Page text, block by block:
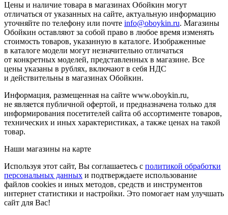
Цены и наличие товара в магазинах Обойкин могут
отличаться от указанных на сайте, актуальную информацию
уточняйте по телефону или почте info@oboykin.ru. Магазины
Обойкин оставляют за собой право в любое время изменять
стоимость товаров, указанную в каталоге. Изображенные
в каталоге модели могут незначительно отличаться
от конкретных моделей, представленных в магазине. Все
цены указаны в рублях, включают в себя НДС
и действительны в магазинах Обойкин.
Информация, размещенная на сайте www.oboykin.ru,
не является публичной офертой, и предназначена только для
информирования посетителей сайта об ассортименте товаров,
технических и иных характеристиках, а также ценах на такой
товар.
Наши магазины на карте
Используя этот сайт, Вы соглашаетесь с политикой обработки
персональных данных и подтверждаете использование
файлов cookies и иных методов, средств и инструментов
интернет статистики и настройки. Это помогает нам улучшать
сайт для Вас!